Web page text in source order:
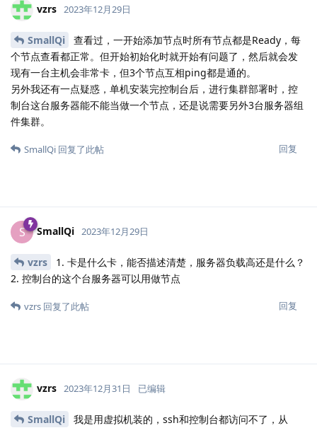
vzrs 2023年12月29日
SmallQi
查看过，一开始添加节点时所有节点都是Ready，每
个节点查看都正常。但开始初始化时就开始有问题了，然后就会发
现有一台主机会非常卡，但3个节点互相ping都是通的。
另外我还有一点疑惑，单机安装完控制台后，进行集群部署时，控
制台这台服务器能不能当做一个节点，还是说需要另外3台服务器组
件集群。
回复
SmallQi 回复了此帖
S SmallQi 2023年12月29日
vzrs
1. 卡是什么卡，能否描述清楚，服务器负载高还是什么？
2. 控制台的这个台服务器可以用做节点
回复
vzrs 回复了此帖
vzrs 2023年12月31日 已编辑
SmallQi
我是用虚拟机装的，ssh和控制台都访问不了，从